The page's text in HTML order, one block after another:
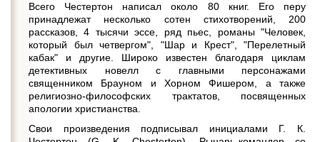
Всего Честертон написал около 80 книг. Его перу
принадлежат несколько сотен стихотворений, 200
рассказов, 4 тысячи эссе, ряд пьес, романы "Человек,
который был четвергом", "Шар и Крест", "Перелетный
кабак" и другие. Широко известен благодаря циклам
детективных новелл с главными персонажами
священником Брауном и Хорном Фишером, а также
религиозно-философских трактатов, посвященных
апологии христианства.
Свои произведения подписывал инициалами Г. К.